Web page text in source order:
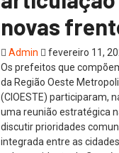
novas
Admin
fevereiro 11,
Os prefeitos que
da Região Oeste
(CIOESTE) participaram,
uma reunião estratégica
discutir prioridades
integrada entre as